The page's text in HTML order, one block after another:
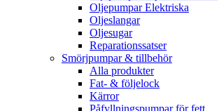
Oljepumpar Elektriska
Oljeslangar
Oljesugar
Reparationssatser
Smörjpumpar & tillbehör
Alla produkter
Fat- & följelock
Kärror
Påfyllningspumpar för fett